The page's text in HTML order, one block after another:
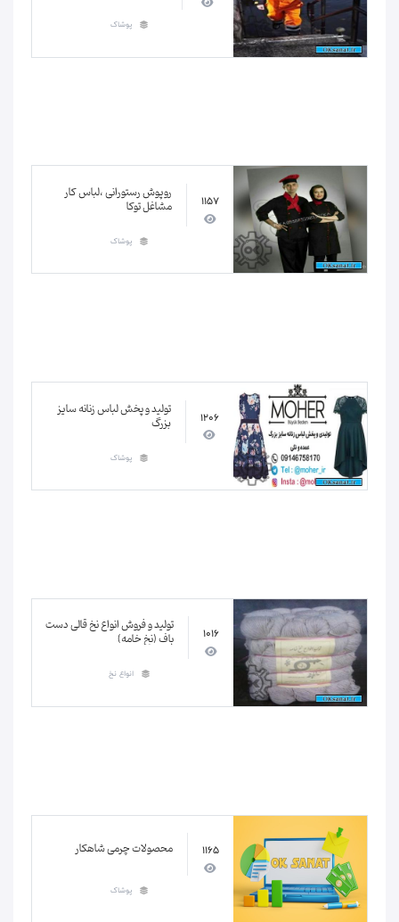
پوشاک
1157 روپوش رستورانی ،لباس کار
مشاغل توکا
پوشاک
1206 تولید و پخش لباس زنانه سایز
بزرگ
پوشاک
1016 تولید و فروش انواع نخ قالی دست
باف (نخ خامه)
انواع نخ
1165 محصولات چرمی شاهکار
پوشاک